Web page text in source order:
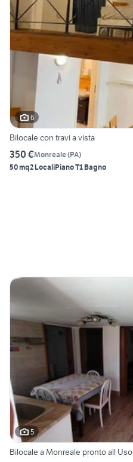
6
Bilocale con travi a vista
350 €Monreale(PA)
50 mq2 LocaliPiano T1 Bagno
5
Bilocale a Monreale pronto all Uso